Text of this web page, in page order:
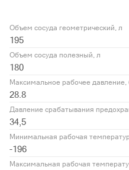
Объем сосуда геометрический, л
195
Объем сосуда полезный, л
180
Максимальное рабочее давление,
28.8
Давление срабатывания
34,5
Минимальная рабочая
-196
Максимальная рабочая